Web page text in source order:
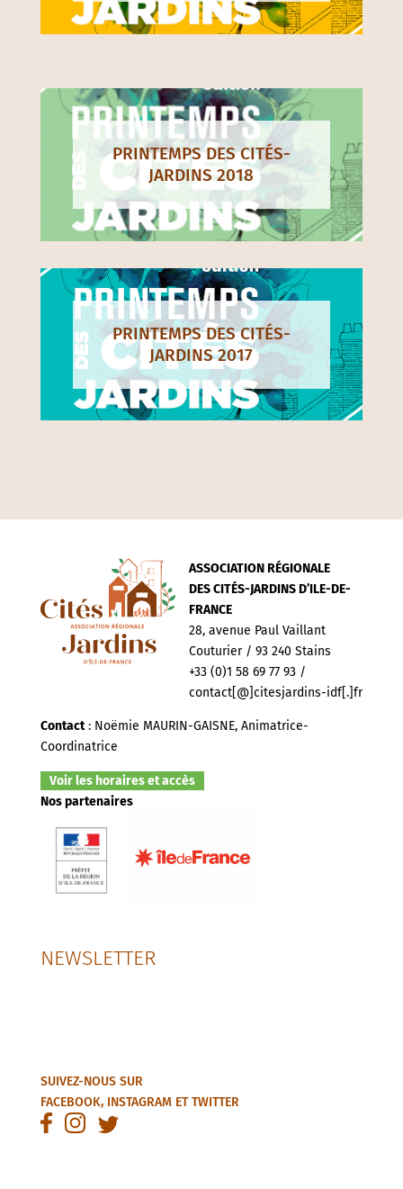
PRINTEMPS DES CITÉS-
JARDINS 2018
PRINTEMPS DES CITÉS-
JARDINS 2017
ASSOCIATION RÉGIONALE
DES CITÉS-JARDINS D’ILE-DE-
FRANCE
28, avenue Paul Vaillant
Couturier / 93 240 Stains
+33 (0)1 58 69 77 93 /
contact[@]citesjardins-idf[.]fr
Contact: Noëmie MAURIN-GAISNE, Animatrice-
Coordinatrice
Voir les horaires et accès
Nos partenaires
NEWSLETTER
SUIVEZ-NOUS SUR
FACEBOOK, INSTAGRAMETTWITTER